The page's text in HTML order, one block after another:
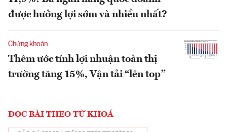
được hưởng lợi sớm và nhiều nhất?
Chứng khoán
Thêm ước tính lợi nhuận toàn thị
trường tăng 15%, Vận tải “lên top”
ĐỌC BÀI THEO TỪ KHOÁ